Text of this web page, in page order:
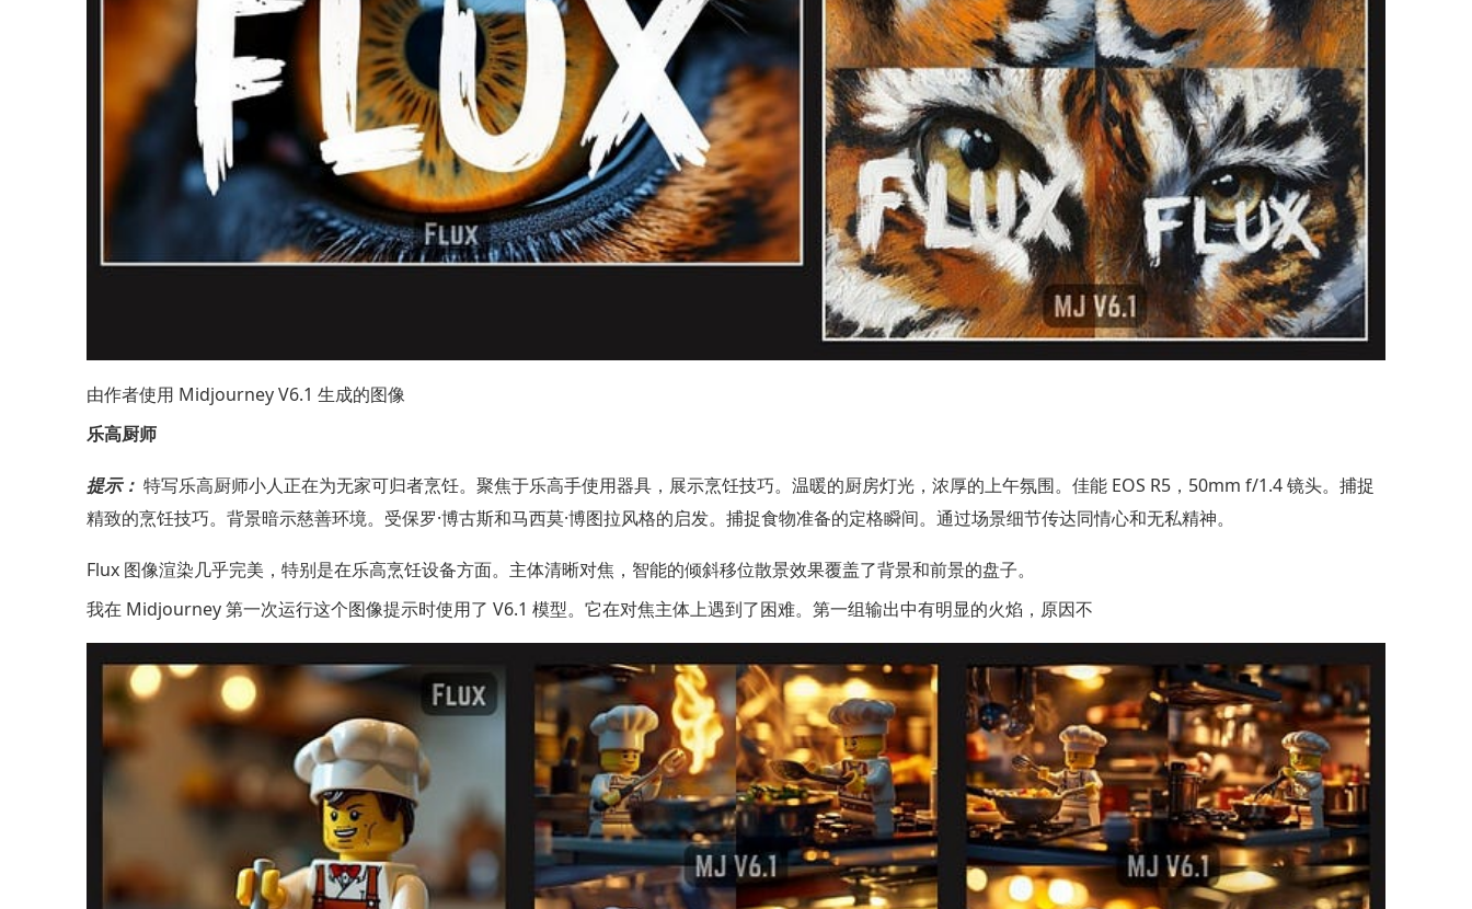
由作者使用 Midjourney V6.1 生成的图像
乐高厨师
提示： 特写乐高厨师小人正在为无家可归者烹饪。聚焦于乐高手使用器具，展示烹饪技巧。温暖的厨房灯光，浓厚的上午氛围。佳能 EOS R5，50mm f/1.4 镜头。捕捉
精致的烹饪技巧。背景暗示慈善环境。受保罗·博古斯和马西莫·博图拉风格的启发。捕捉食物准备的定格瞬间。通过场景细节传达同情心和无私精神。
Flux 图像渲染几乎完美，特别是在乐高烹饪设备方面。主体清晰对焦，智能的倾斜移位散景效果覆盖了背景和前景的盘子。
我在 Midjourney 第一次运行这个图像提示时使用了 V6.1 模型。它在对焦主体上遇到了困难。第一组输出中有明显的火焰，原因不